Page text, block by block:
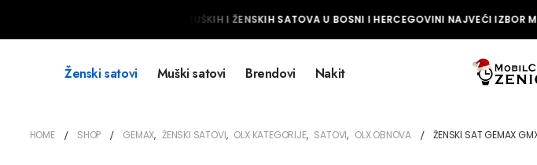
NAJVEĆI IZBOR MUŠKIH I ŽENSKIH SATOVA U BOSNI I HERCEGOVINI NAJVEĆI IZBOR
Ženski satovi Muški satovi Brendovi Nakit
HOME SHOP GEMAX, ŽENSKI SATOVI, OLX KATEGORIJE, SATOVI, OLX OBNOVA ŽENSKI SAT GEMAX